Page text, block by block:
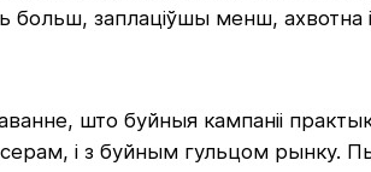
заплаціўшы менш, ахвотна
што буйныя кампаніі
і з буйным гульцом рынку.